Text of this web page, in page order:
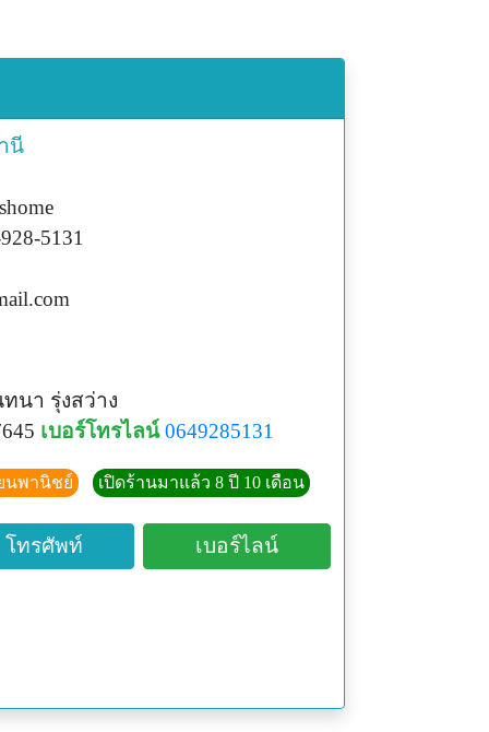
นี
5131
นา รุ่งสว่าง
เบอร์โทรไลน์ 0649285131
นพานิชย์ เปิดร้านมาแล้ว 8 ปี 10 เดือน
โทรศัพท์ เบอร์ไลน์